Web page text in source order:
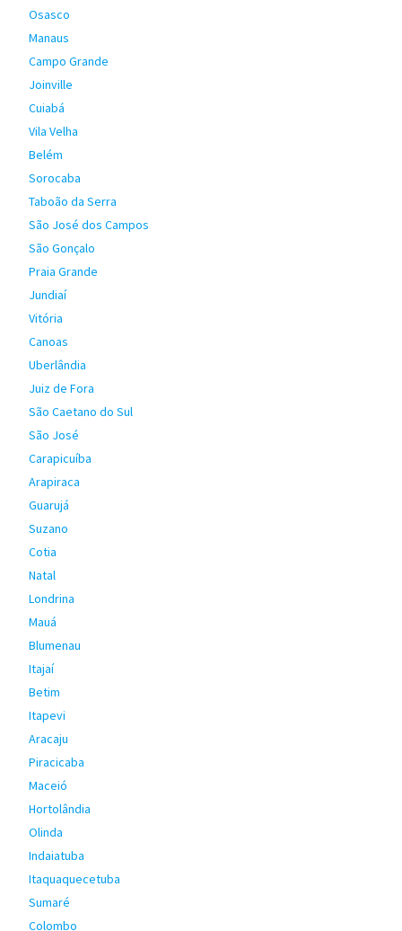
Osasco
Manaus
Campo Grande
Joinville
Cuiabá
Vila Velha
Belém
Sorocaba
Taboão da Serra
São José dos Campos
São Gonçalo
Praia Grande
Jundiaí
Vitória
Canoas
Uberlândia
Juiz de Fora
São Caetano do Sul
São José
Carapicuíba
Arapiraca
Guarujá
Suzano
Cotia
Natal
Londrina
Mauá
Blumenau
Itajaí
Betim
Itapevi
Aracaju
Piracicaba
Maceió
Hortolândia
Olinda
Indaiatuba
Itaquaquecetuba
Sumaré
Colombo